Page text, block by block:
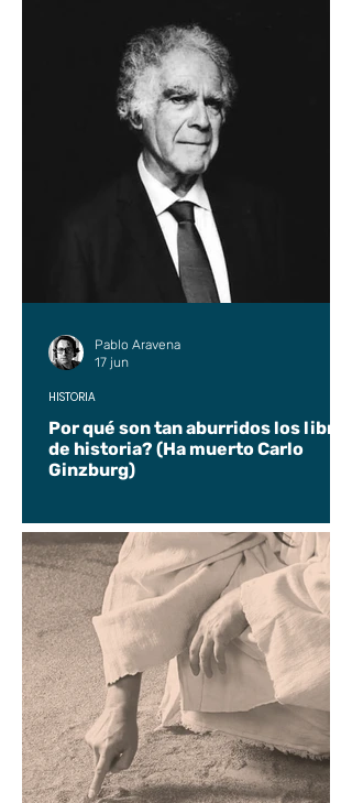
Por qué son tan aburridos los libros
de historia? (Ha muerto Carlo
Ginzburg)
HISTORIA
Pablo Aravena
17 jun